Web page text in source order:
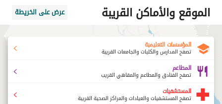
الموقع والأماكن القريبة عرض على الخريطة
المؤسسات التعليمية
تصفح المدارس والكليات والجامعات القريبة
المطاعم
تصفح الفنادق والمطاعم والمقاهي القريب
المستشفيات
تصفح المستشفيات والعيادات والمراكز الصحية القريبة